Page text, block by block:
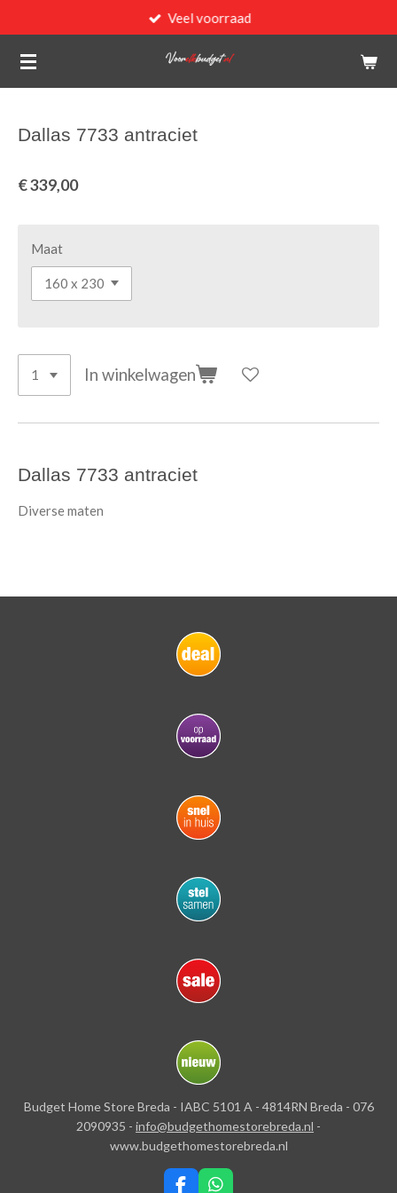
direct
naar
Veel voorraad
Dallas 7733 antraciet
€ 339,00
Maat
In winkelwagen
Dallas 7733 antraciet
Diverse maten
Budget Home Store Breda - IABC 5101 A - 4814RN Breda - 076
2090935 - info@budgethomestorebreda.nl -
www.budgethomestorebreda.nl